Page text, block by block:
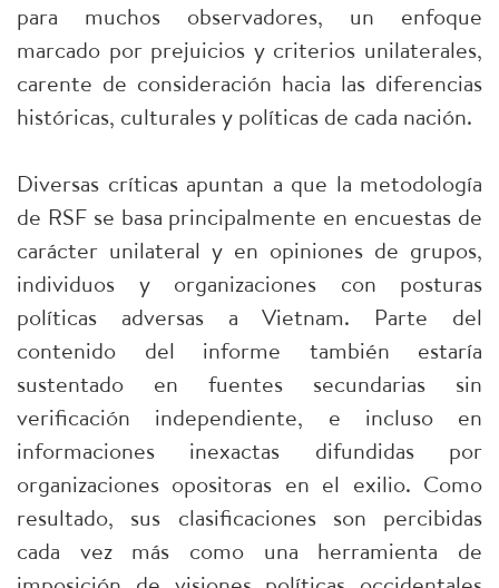
para muchos observadores, un enfoque
marcado por prejuicios y criterios unilaterales,
carente de consideración hacia las diferencias
históricas, culturales y políticas de cada nación.
Diversas críticas apuntan a que la metodología
de RSF se basa principalmente en encuestas de
carácter unilateral y en opiniones de grupos,
individuos y organizaciones con posturas
políticas adversas a Vietnam. Parte del
contenido del informe también estaría
sustentado en fuentes secundarias sin
verificación independiente, e incluso en
informaciones inexactas difundidas por
organizaciones opositoras en el exilio. Como
resultado, sus clasificaciones son percibidas
cada vez más como una herramienta de